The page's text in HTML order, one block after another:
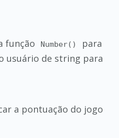
função Number()
para
usuário de string para
a pontuação do jogo